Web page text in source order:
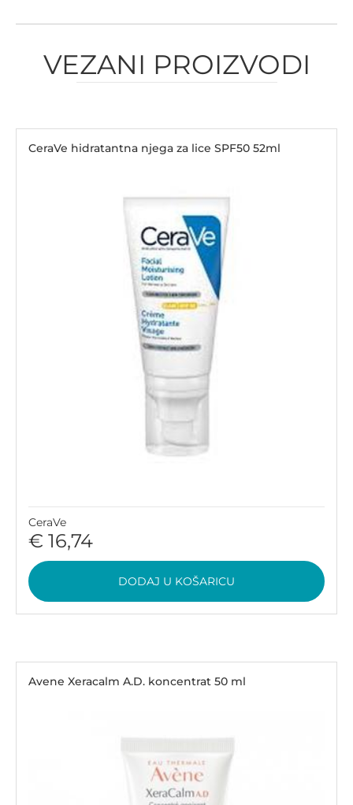
VEZANI PROIZVODI
CeraVe hidratantna njega za lice SPF50 52ml
CeraVe
€ 16,74
DODAJ U KOŠARICU
Avene Xeracalm A.D. koncentrat 50 ml